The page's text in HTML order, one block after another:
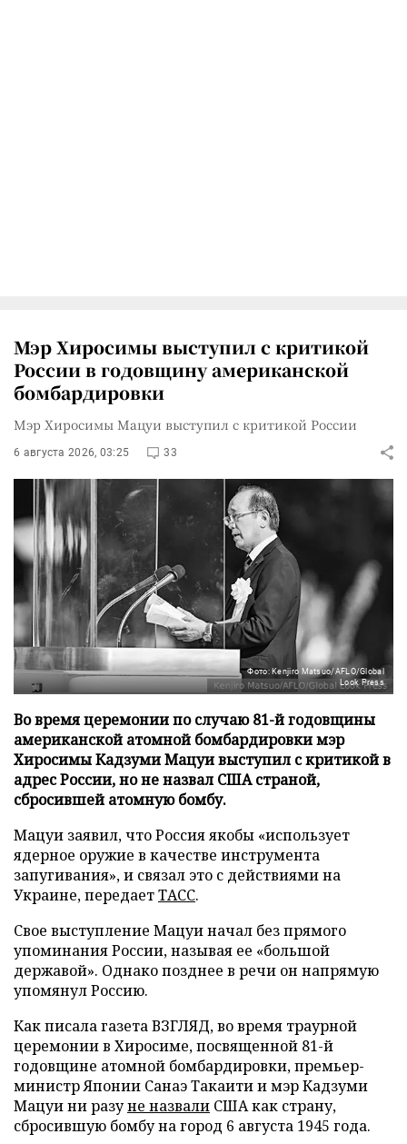
Мэр Хиросимы выступил с критикой
России в годовщину американской
бомбардировки
Мэр Хиросимы Мацуи выступил с критикой России
6 августа 2026, 03:25 33
Фото: Kenjiro Matsuo/AFLO/Global
Look Press
Во время церемонии по случаю 81-й годовщины
американской атомной бомбардировки мэр
Хиросимы Кадзуми Мацуи выступил с критикой в
адрес России, но не назвал США страной,
сбросившей атомную бомбу.
Мацуи заявил, что Россия якобы «использует
ядерное оружие в качестве инструмента
запугивания», и связал это с действиями на
Украине, передаетТАСС.
Свое выступление Мацуи начал без прямого
упоминания России, называя ее «большой
державой». Однако позднее в речи он напрямую
упомянул Россию.
Как писала газета ВЗГЛЯД, во время траурной
церемонии в Хиросиме, посвященной 81-й
годовщине атомной бомбардировки, премьер-
министр Японии Санаэ Такаити и мэр Кадзуми
Мацуи ни разуне назвали США как страну,
сбросившую бомбу на город 6 августа 1945 года.